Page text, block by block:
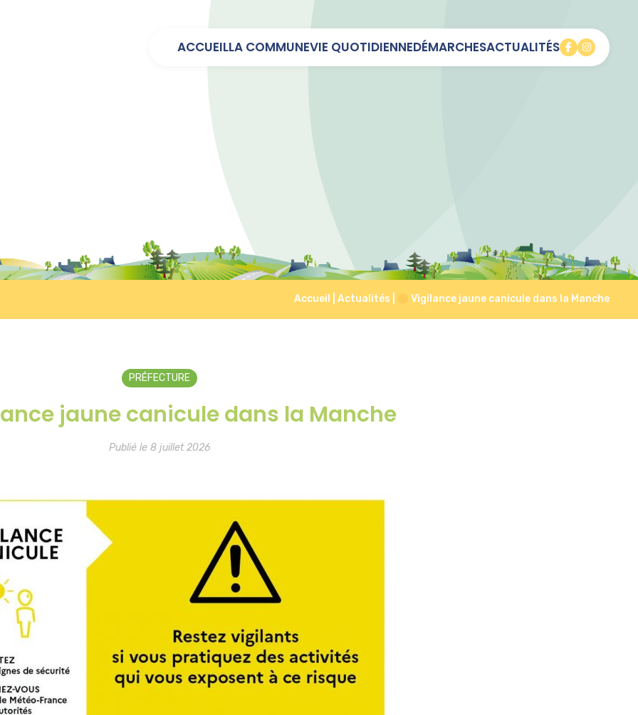
ACCUEILLA COMMUNEVIE QUOTIDIENNEDÉMARCHESACTUALITÉS
Accueil |Actualités Vigilance jaune canicule dans la Manche
PRÉFECTURE
jaune canicule dans la Manche
Publié le 8 juillet 2026